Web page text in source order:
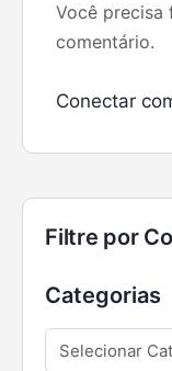
Você precisa
comentário.
Conectar
Filtre por
Categorias